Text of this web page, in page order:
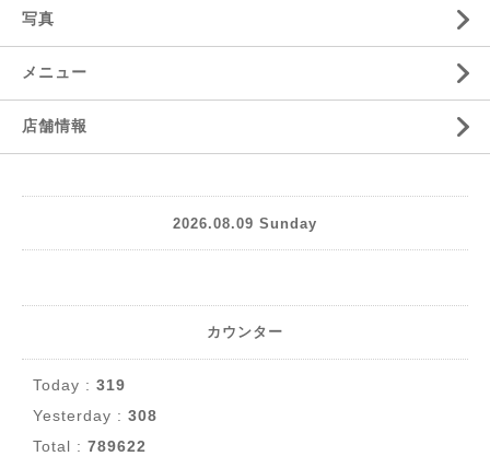
写真
メニュー
店舗情報
2026.08.09 Sunday
カウンター
Today : 319
Yesterday : 308
Total : 789622